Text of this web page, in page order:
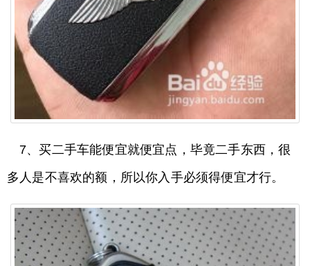
7、买二手车能便宜就便宜点，毕竟二手东西，很
多人是不喜欢的额，所以你入手必须得便宜才行。